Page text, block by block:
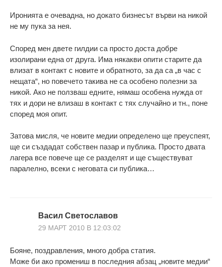
Иронията е очевадна, но докато бизнесът върви на никoй
не му пука за нея.
Според мен двете гилдии са просто доста добре
изолирани една от друга. Има някакви опити старите да
влизат в контакт с новите и обратното, за да са „в час с
нещата“, но повечето такива не са особено полезни за
никoй. Ако не ползваш едните, нямаш особена нужда от
тях и дори не влизаш в контакт с тях случайно и тн., поне
според моя опит.
Затова мисля, че новите медии определено ще преуспеят,
ще си създадат собствен пазар и публика. Просто двата
лагера все повече ще се разделят и ще съществуват
паралелно, всеки с неговата си публика…
Васил Светославов
29 МАРТ 2010 В 12:03:02
Бояне, поздравления, много добра статия.
Може би ако промениш в последния абзац „новите медии“